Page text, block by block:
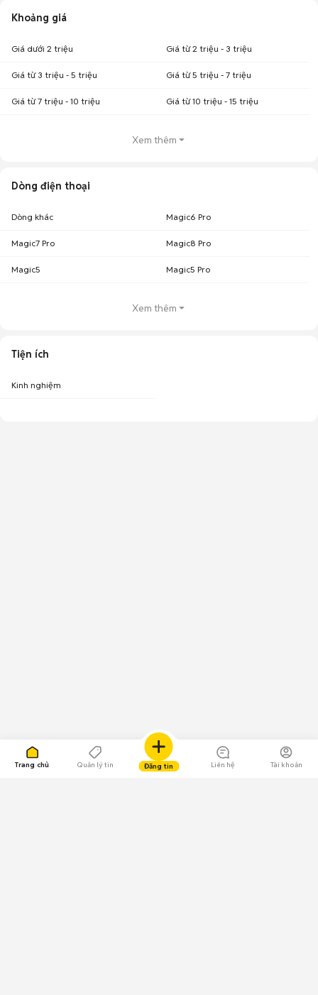
Trang chủ Quản lý tin Đăng tin Liên hệ Tài khoản
Khoảng giá
Giá dưới 2 triệu Giá từ 2 triệu - 3 triệu
Giá từ 3 triệu - 5 triệu Giá từ 5 triệu - 7 triệu
Giá từ 7 triệu - 10 triệu Giá từ 10 triệu - 15 triệu
Xem thêm
Dòng điện thoại
Dòng khác Magic6 Pro
Magic7 Pro Magic8 Pro
Magic5 Magic5 Pro
Xem thêm
Tiện ích
Kinh nghiệm